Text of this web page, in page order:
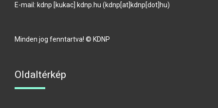
E-mail: kdnp [kukac] kdnp hu (kdnp[at]kdnp[dot]hu)
Minden jog fenntartva! © KDNP
Oldaltérkép